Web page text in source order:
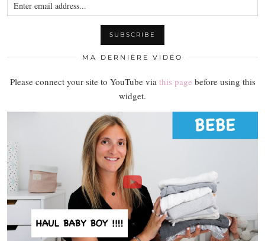
MA DERNIÈRE VIDÉO
Please connect your site to YouTube via this page before using this
widget.